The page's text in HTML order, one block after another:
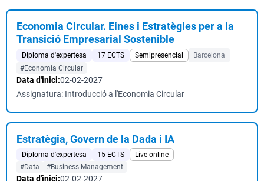
Economia Circular. Eines i Estratègies per a la
Transició Empresarial Sostenible
Diploma d'expertesa 17 ECTS Semipresencial
Barcelona
#Economia Circular
Data d'inici:02-02-2027
Assignatura: Introducció a l'Economia Circular
Estratègia, Govern de la Dada i IA
Diploma d'expertesa 15 ECTS
Live online
#Data
#Business Management
Data d'inici:02-02-2027